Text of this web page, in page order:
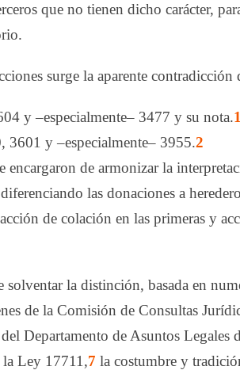
que no tienen dicho carácter,
surge la aparente contradicción
y –especialmente– 3477 y su nota.1
y –especialmente– 3955.2
de armonizar la
las donaciones a
de colación en las primeras y
solventar la distinción, basada en
de la Comisión de Consultas
Departamento de Asuntos
Ley 17711,7 la costumbre y